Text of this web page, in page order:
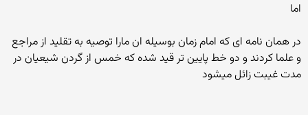
اما
در همان نامه ای که امام زمان بوسیله ان مارا توصیه به تقلید از مراجع
و علما کردند و دو خط پایین تر قید شده که خمس از گردن شیعیان در
مدت غیبت زائل میشود